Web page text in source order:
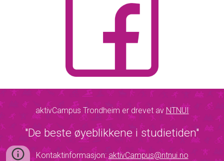
aktivCampus Trondheim er drevet av NTNUI
"De beste øyeblikkene i studietiden"
Kontaktinformasjon:aktivCampus@ntnui.no